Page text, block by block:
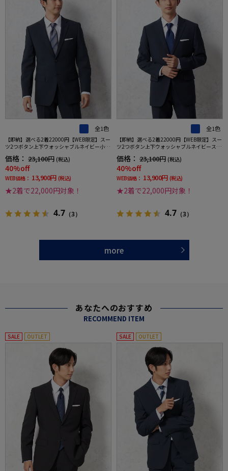
全1色
【即納】選べる2着22000円【WEB限定】スー
ツ2つボタン上下ウォッシャブルネイビー小柄
3シーズン対応
価格： 23,100円 (税込)
40%off
WEB価格： 13,900円 (税込)
★2着で22,000円対象！
4.7 （3）
全1色
【即納】選べる2着22000円【WEB限定】スー
ツ2つボタン上下ウォッシャブルネイビースト
ライプ3シーズン対応
価格： 23,100円 (税込)
40%off
WEB価格： 13,900円 (税込)
★2着で22,000円対象！
4.7 （3）
more
あなたへのおすすめ
RECOMMEND ITEM
SALE OUTLET SALE OUTLET